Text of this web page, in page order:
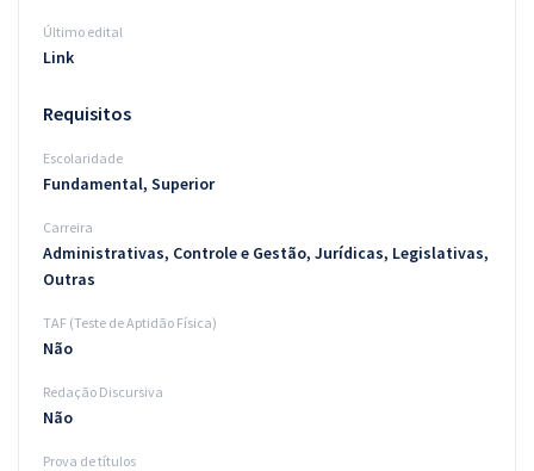
Atendimento
Último edital
Link
Requisitos
Escolaridade
Fundamental, Superior
Carreira
Administrativas, Controle e Gestão, Jurídicas, Legislativas,
Outras
TAF (Teste de Aptidão Física)
Não
Redação Discursiva
Não
Prova de títulos